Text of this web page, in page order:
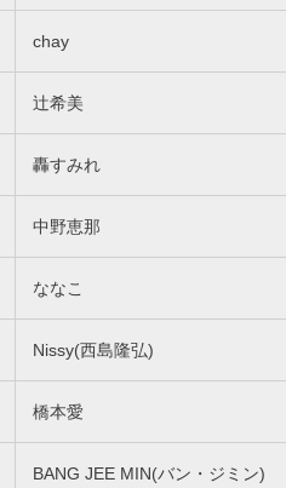
chay
辻希美
轟すみれ
中野恵那
ななこ
Nissy(西島隆弘)
橋本愛
BANG JEE MIN(バン・ジミン)